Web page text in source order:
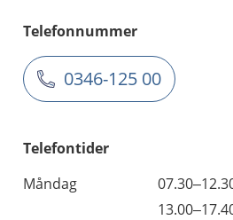
Telefonnummer
0346-125 00
Telefontider
Måndag